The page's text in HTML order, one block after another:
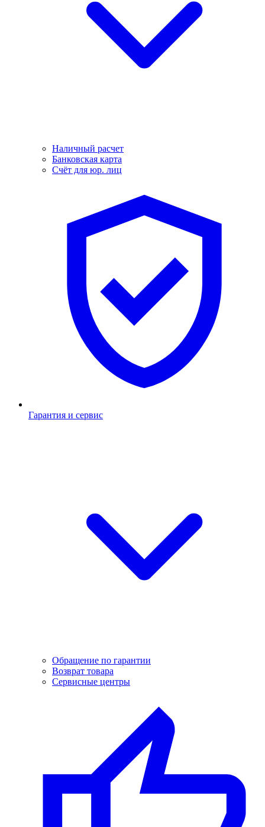
Наличный расчет
Банковская карта
Счёт для юр. лиц
Гарантия и сервис
Обращение по гарантии
Возврат товара
Сервисные центры